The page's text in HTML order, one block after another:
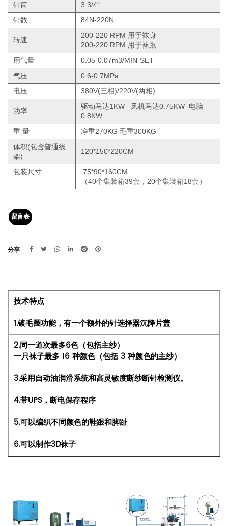
针筒
3 3/4"
针数
84N-220N
转速
200-220 RPM 用于袜身
200-220 RPM 用于袜跟
用气量
0.05-0.07m3/MIN-SET
气压
0.6-0.7MPa
电压
380V(三相)/220V(两相)
功率
驱动马达1KW 风机马达0.75KW 电脑
0.8KW
重 量
净重270KG 毛重300KG
体积(包含普通线
架)
120*150*220CM
包装尺寸
75*90*160CM
（40个集装箱39套，20个集装箱18套）
留言表
分享
技术特点
1.镀毛圈功能，有一个额外的针选择器沉降片盖
2.同一道次最多6色（包括主纱）
一只袜子最多 16 种颜色（包括 3 种颜色的主纱）
3.采用自动油润滑系统和高灵敏度断纱断针检测仪。
4.带UPS，断电保存程序
5.可以编织不同颜色的鞋跟和脚趾
6.可以制作3D袜子